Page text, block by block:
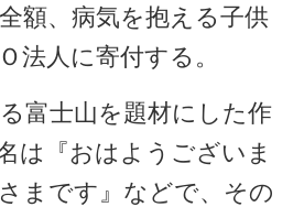
額、病気を抱える子供
法人に寄付する。
富士山を題材にした作
は『おはようございま
まです』などで、その